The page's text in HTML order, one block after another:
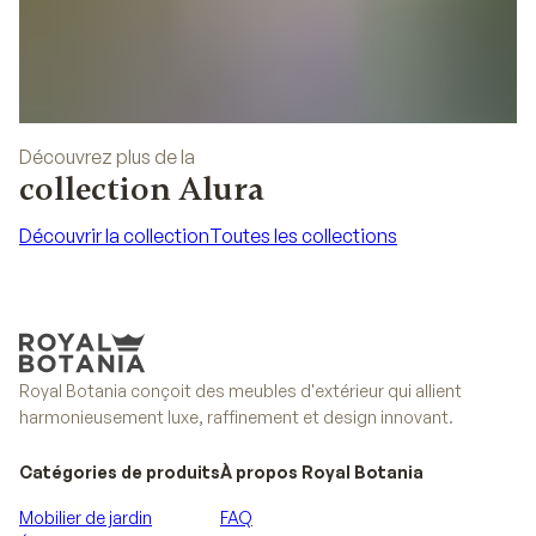
Découvrez plus de la
collection Alura
Découvrir la collectionToutes les collections
Royal Botania conçoit des meubles d'extérieur qui allient
harmonieusement luxe, raffinement et design innovant.
Catégories de produits
Mobilier de jardin
À propos Royal Botania
FAQ